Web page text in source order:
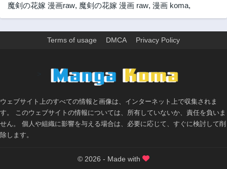
魔剣の花嫁 漫画raw, 魔剣の花嫁 漫画 raw, 漫画 koma,
Terms of usage DMCA Privacy Policy
ウェブサイト上のすべての情報と画像は、インターネット上で収集されま
す。 このウェブサイトの情報については、所有していないか、責任を負いま
せん。 個人や組織に影響を与える場合は、必要に応じて、すぐに検討して削
除します。
© 2026 - Made with